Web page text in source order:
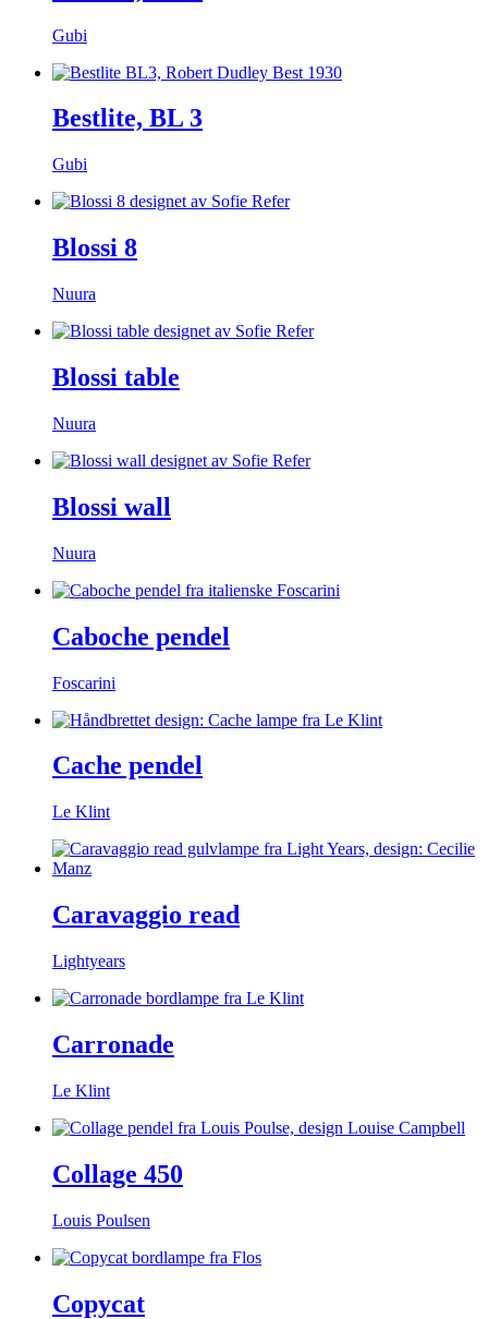
Gubi
Bestlite, BL 3
Gubi
Blossi 8
Nuura
Blossi table
Nuura
Blossi wall
Nuura
Caboche pendel
Foscarini
Cache pendel
Le Klint
Caravaggio read
Lightyears
Carronade
Le Klint
Collage 450
Louis Poulsen
Copycat